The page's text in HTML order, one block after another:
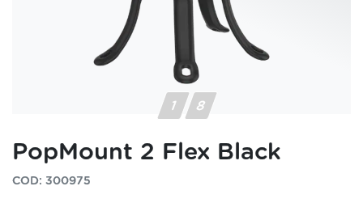
PopMount 2 Flex Black
COD: 300975